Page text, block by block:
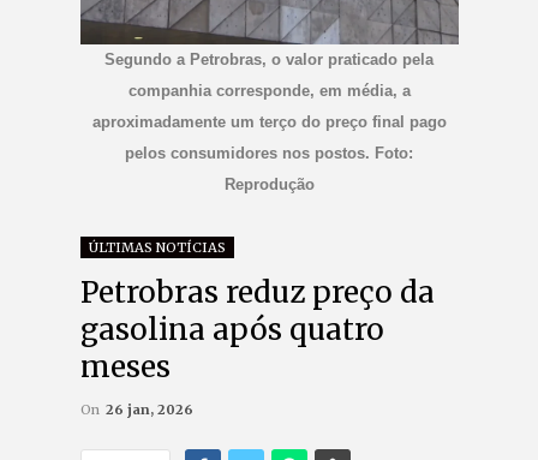
Segundo a Petrobras, o valor praticado pela
companhia corresponde, em média, a
aproximadamente um terço do preço final pago
pelos consumidores nos postos. Foto:
Reprodução
ÚLTIMAS NOTÍCIAS
Petrobras reduz preço da
gasolina após quatro
meses
On 26 jan, 2026